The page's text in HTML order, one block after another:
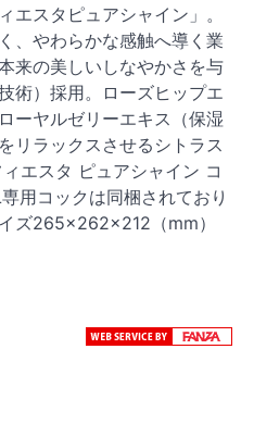
エスタピュアシャイン」。
、やわらかな感触へ導く業
来の美しいしなやかさを与
術）採用。ローズヒップエ
ーヤルゼリーエキス（保湿
リラックスさせるシトラス
エスタ ピュアシャイン コ
用コックは同梱されており
ズ265×262×212（mm）